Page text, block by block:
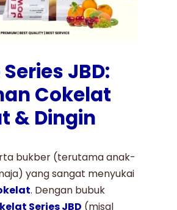
JBD:
Cokelat
& Dingin
bukber (terutama anak-
yang sangat menyukai
. Dengan bubuk
Series JBD (misal